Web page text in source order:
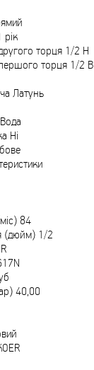
рік
торця 1/2 Н
торця 1/2 В
Латунь
Ні
84
(дюйм) 1/2
40,00